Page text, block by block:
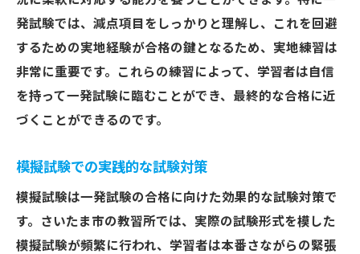
発試験では、減点項目をしっかりと理解し、これを回避
するための実地経験が合格の鍵となるため、実地練習は
非常に重要です。これらの練習によって、学習者は自信
を持って一発試験に臨むことができ、最終的な合格に近
づくことができるのです。
模擬試験での実践的な試験対策
模擬試験は一発試験の合格に向けた効果的な試験対策で
す。さいたま市の教習所では、実際の試験形式を模した
模擬試験が頻繁に行われ、学習者は本番さながらの緊張